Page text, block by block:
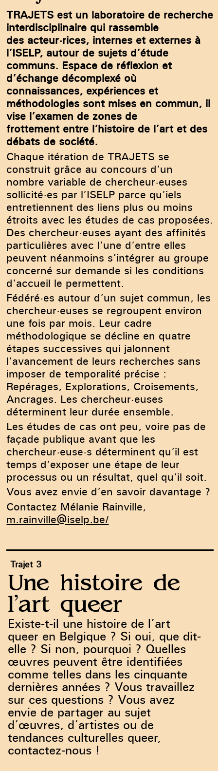
TRAJETS est un laboratoire de recherche
interdisciplinaire qui rassemble
des acteur·rices, internes et externes à
l’ISELP, autour de sujets d’étude
communs. Espace de réflexion et
d’échange décomplexé où
connaissances, expériences et
méthodologies sont mises en commun, il
vise l’examen de zones de
frottement entre l’histoire de l’art et des
débats de société.
Chaque itération de TRAJETS se
construit grâce au concours d’un
nombre variable de chercheur·euses
sollicité·es par l’ISELP parce qu’iels
entretiennent des liens plus ou moins
étroits avec les études de cas proposées.
Des chercheur·euses ayant des affinités
particulières avec l’une d’entre elles
peuvent néanmoins s’intégrer au groupe
concerné sur demande si les conditions
d’accueil le permettent.
Fédéré·es autour d’un sujet commun, les
chercheur·euses se regroupent environ
une fois par mois. Leur cadre
méthodologique se décline en quatre
étapes successives qui jalonnent
l’avancement de leurs recherches sans
imposer de temporalité précise :
Repérages, Explorations, Croisements,
Ancrages. Les chercheur·euses
déterminent leur durée ensemble.
Les études de cas ont peu, voire pas de
façade publique avant que les
chercheur·euse·s déterminent qu’il est
temps d’exposer une étape de leur
processus ou un résultat, quel qu’il soit.
Vous avez envie d’en savoir davantage ?
Contactez Mélanie Rainville,
m.rainville@iselp.be/
Trajet 3
Une histoire de
l’art queer
Existe-t-il une histoire de l’art
queer en Belgique ? Si oui, que dit-
elle ? Si non, pourquoi ? Quelles
œuvres peuvent être identifiées
comme telles dans les cinquante
dernières années ? Vous travaillez
sur ces questions ? Vous avez
envie de partager au sujet
d’œuvres, d’artistes ou de
tendances culturelles queer,
contactez-nous !